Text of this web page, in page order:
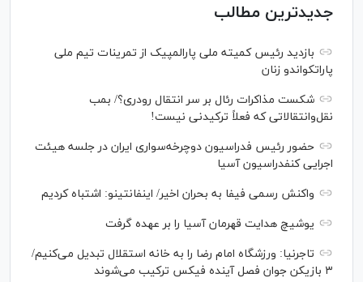
جدیدترین مطالب
بازدید رئیس کمیته ملی پارالمپیک از تمرینات تیم ملی
پاراتکواندو زنان
شکست مذاکرات رئال بر سر انتقال رودری؟/ بمب
نقل‌وانتقالاتی که فعلاً ترکیدنی نیست!
حضور رئیس فدراسیون دوچرخه‌سواری ایران در جلسه هیئت
اجرایی کنفدراسیون آسیا
واکنش رسمی فیفا به بحران اخیر/ اینفانتینو: اشتباه کردیم
یوشیچ هدایت قهرمان آسیا را بر عهده گرفت
تاجرنیا: ورزشگاه امام رضا را به خانه استقلال تبدیل می‌کنیم/
۳ بازیکن جوان فصل آینده فیکس ترکیب می‌شوند